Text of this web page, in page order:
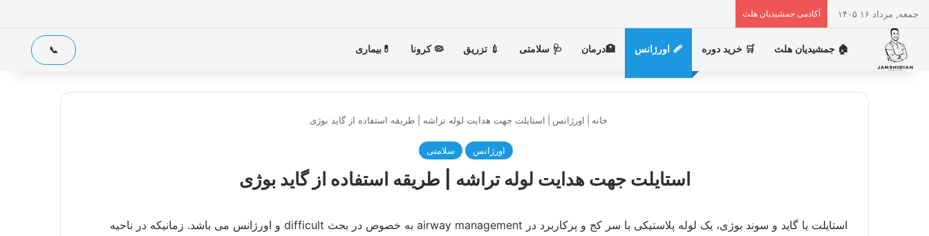
جمعه, مرداد ۱۶ ۱۴۰۵ آکادمی جمشیدیان هلث
🏠 جمشیدیان هلث 🛒 خرید دوره 🩹 اورژانس 🏥درمان 🩺 سلامتی 💉 تزریق 🦠 کرونا 💊بیماری 📞
خانه اورژانس استایلت جهت هدایت لوله تراشه | طریقه استفاده از گاید بوژی
اورژانس سلامتی
استایلت جهت هدایت لوله تراشه | طریقه استفاده از گاید بوژی
استایلت یا گاید و سوند بوژی، یک لوله پلاستیکی با سر کج و پرکاربرد در airway management به خصوص در بحث difficult و اورژانس می باشد. زمانیکه در ناحیه